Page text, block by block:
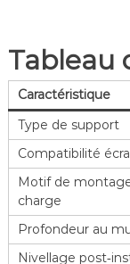
Tableau
Caractéristique
Type de support
Compatibilité
Motif de
charge
Profondeur au
Nivellage